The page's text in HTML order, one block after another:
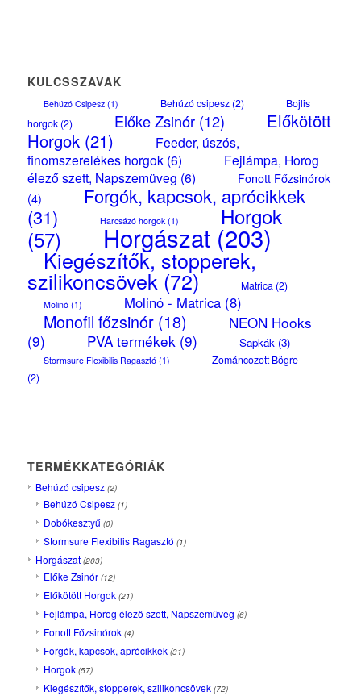
KULCSSZAVAK
Behúzó Csipesz(1) Behúzó csipesz(2)
Bojlis
horgok(2) Előke Zsinór(12)
Előkötött
Horgok(21)
Feeder, úszós,
finomszerelékes horgok(6)
Fejlámpa, Horog
élező szett, Napszemüveg (6)
Fonott Főzsinórok
(4)
Forgók, kapcsok, aprócikkek
(31)
Harcsázó horgok(1)
Horgok
(57)
Horgászat(203)
Kiegészítők, stopperek,
szilikoncsövek (72) Matrica(2)
Molinó(1) Molinó - Matrica(8)
Monofil főzsinór(18)
NEON Hooks
(9)
PVA termékek (9) Sapkák(3)
Stormsure Flexibilis Ragasztó(1)
Zománcozott Bögre
(2)
TERMÉKKATEGÓRIÁK
Behúzó csipesz (2)
Behúzó Csipesz (1)
Dobókesztyű (0)
Stormsure Flexibilis Ragasztó (1)
Horgászat (203)
Előke Zsinór (12)
Előkötött Horgok (21)
Fejlámpa, Horog élező szett, Napszemüveg (6)
Fonott Főzsinórok (4)
Forgók, kapcsok, aprócikkek (31)
Horgok (57)
Kiegészítők, stopperek, szilikoncsövek (72)